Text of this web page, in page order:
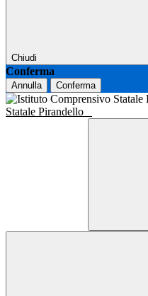
Chiudi
Conferma
Annulla Conferma
Statale Pirandello